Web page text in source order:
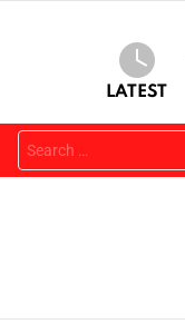
LATEST
SKIN
Search
for: